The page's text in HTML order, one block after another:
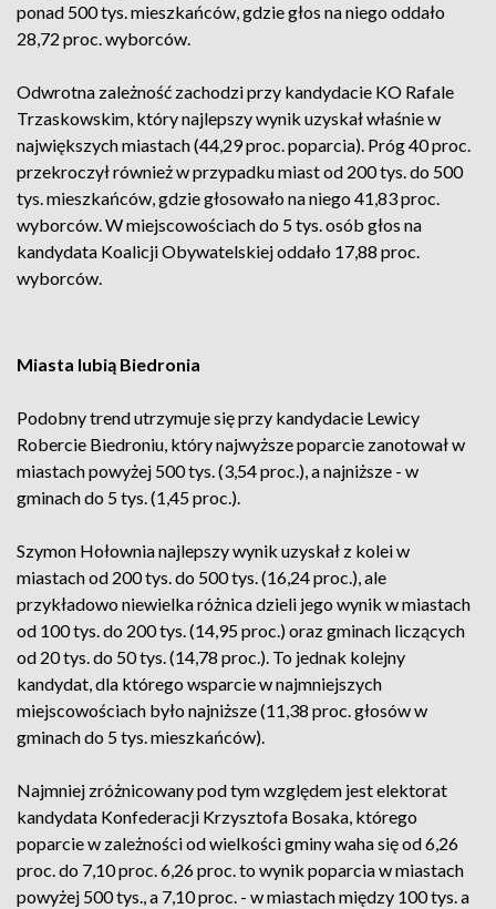
ponad 500 tys. mieszkańców, gdzie głos na niego oddało
28,72 proc. wyborców.
Odwrotna zależność zachodzi przy kandydacie KO Rafale
Trzaskowskim, który najlepszy wynik uzyskał właśnie w
największych miastach (44,29 proc. poparcia). Próg 40 proc.
przekroczył również w przypadku miast od 200 tys. do 500
tys. mieszkańców, gdzie głosowało na niego 41,83 proc.
wyborców. W miejscowościach do 5 tys. osób głos na
kandydata Koalicji Obywatelskiej oddało 17,88 proc.
wyborców.
Miasta lubią Biedronia
Podobny trend utrzymuje się przy kandydacie Lewicy
Robercie Biedroniu, który najwyższe poparcie zanotował w
miastach powyżej 500 tys. (3,54 proc.), a najniższe - w
gminach do 5 tys. (1,45 proc.).
Szymon Hołownia najlepszy wynik uzyskał z kolei w
miastach od 200 tys. do 500 tys. (16,24 proc.), ale
przykładowo niewielka różnica dzieli jego wynik w miastach
od 100 tys. do 200 tys. (14,95 proc.) oraz gminach liczących
od 20 tys. do 50 tys. (14,78 proc.). To jednak kolejny
kandydat, dla którego wsparcie w najmniejszych
miejscowościach było najniższe (11,38 proc. głosów w
gminach do 5 tys. mieszkańców).
Najmniej zróżnicowany pod tym względem jest elektorat
kandydata Konfederacji Krzysztofa Bosaka, którego
poparcie w zależności od wielkości gminy waha się od 6,26
proc. do 7,10 proc. 6,26 proc. to wynik poparcia w miastach
powyżej 500 tys., a 7,10 proc. - w miastach między 100 tys. a